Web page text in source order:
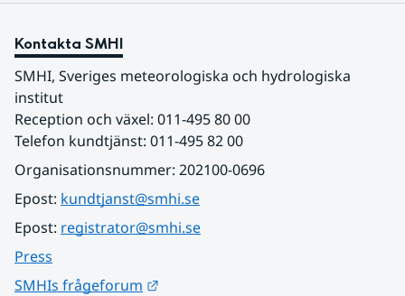
Kontakta SMHI
SMHI, Sveriges meteorologiska och hydrologiska
institut
Reception och växel: 011-495 80 00
Telefon kundtjänst: 011-495 82 00
Organisationsnummer: 202100-0696
Epost: kundtjanst@smhi.se
Epost: registrator@smhi.se
Press
SMHIs frågeforum